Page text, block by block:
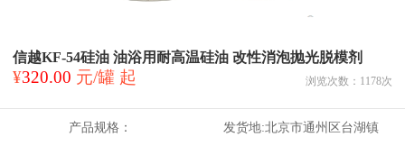
信越KF-54硅油 油浴用耐高温硅油 改性消泡抛光脱模剂
¥320.00 元/罐 起 浏览次数： 1178次
产品规格： 发货地:北京市通州区台湖镇